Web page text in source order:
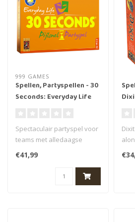
999 GAMES
Spellen, Partyspellen - 30
Seconds: Everyday Life
Spectaculair partyspel voor
teams met alledaagse
begrippen. Omschrijf
binnen 30 ..
€41,99